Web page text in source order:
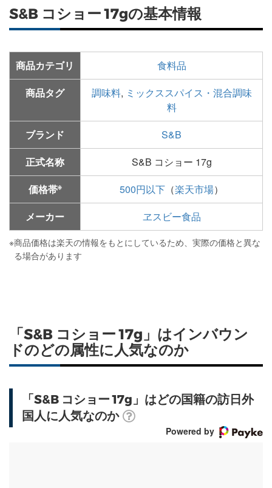
S&B コショー 17gの基本情報
商品カテゴリ
食料品
商品タグ
調味料, ミックススパイス・混合調味
料
ブランド
S&B
正式名称
S&B コショー 17g
価格帯※ 500円以下 （楽天市場）
メーカー
ヱスビー食品
※商品価格は楽天の情報をもとにしているため、実際の価格と異な
る場合があります
「S&B コショー 17g」はインバウン
ドのどの属性に人気なのか
「S&B コショー 17g」はどの国籍の訪日外
国人に人気なのか
Powered by